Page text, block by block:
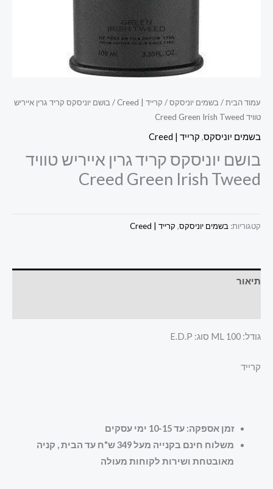
עמוד הבית/בשמים יוניסקס/ קרייד | Creed
/ בושם יוניסקס קריד גרין אייריש
טוויד Creed Green Irish Tweed
בשמים יוניסקס, קרייד | Creed
בושם יוניסקס קריד גרין אייריש טוויד
Creed Green Irish Tweed
קטגוריות: בשמים יוניסקס, קרייד | Creed
תיאור
גודל: 100 ML סוג: E.D.P
קרייד
זמן אספקה: עד 10-15 ימי עסקים
משלוח חינם בקנייה מעל 349 ש"ח עד הבית , קניה
מאובטחת ושירות לקוחות מעולה